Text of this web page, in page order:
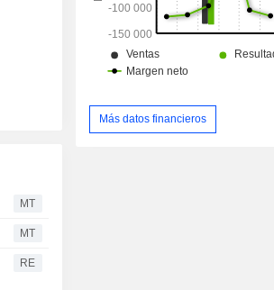
MT
MT
RE
Más datos financieros